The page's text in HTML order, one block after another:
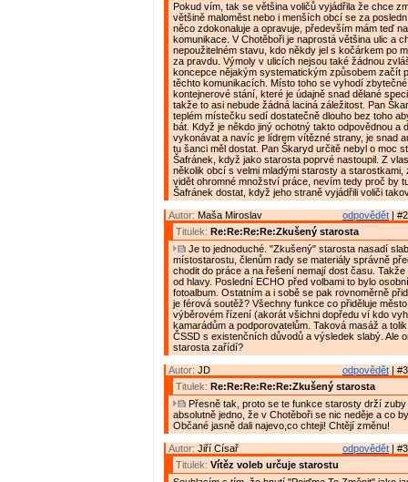
Pokud vím, tak se většina voličů vyjádřila že chce
většině maloměst nebo i menších obcí se za
něco zdokonaluje a opravuje, především mám teď
komunikace. V Chotěboři je naprostá většina ulic a
nepoužitelném stavu, kdo někdy jel s kočárkem po
za pravdu. Výmoly v ulicích nejsou také žádnou
koncepce nějakým systematickým způsobem začít
těchto komunikacích. Místo toho se vyhodí
kontejnerové stání, které je údajně snad dělané
takže to asi nebude žádná laciná záležitost. Pan
teplém místečku sedí dostatečně dlouho bez toho
bát. Když je někdo jiný ochotný takto odpovědnou a
vykonávat a navíc je lídrem vítězné strany, je snad
tu šanci měl dostat. Pan Škaryd určitě nebyl o moc
Šafránek, když jako starosta poprvé nastoupil. Z
několik obcí s velmi mladými starosty a starostkami,
vidět ohromné množství práce, nevím tedy proč by
Šafránek dostat, když jeho straně vyjádřili voliči
odpovědět |
Autor: Maša Miroslav
Titulek: Re:Re:Re:Re:Zkušený starosta
Je to jednoduché. "Zkušený" starosta nasadí
místostarostu, členům rady se materiály správně
chodit do práce a na řešení nemají dost času.
od hlavy. Poslední ECHO před volbami to bylo
fotoalbum. Ostatním a i sobě se pak rovnoměrně
je férová soutěž? Všechny funkce co přiděluje
výběrovém řízení (akorát všichni dopředu ví kdo
kamarádům a podporovatelům. Taková masáž a
ČSSD s existenčních důvodů a výsledek slabý. Ale
starosta zařídí?
odpovědět |
Autor: JD
Titulek: Re:Re:Re:Re:Re:Zkušený starosta
Přesně tak, proto se te funkce starosty drží zuby
absolutně jedno, že v Chotěboři se nic neděje a co
Občané jasně dali najevo,co chteji! Chtějí změnu!
odpovědět |
Autor: Jiří Císař
Titulek: Vítěz voleb určuje starostu